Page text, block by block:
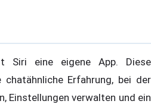
Siri eine eigene App. Diese
Erfahrung, bei der
Einstellungen verwalten und ein